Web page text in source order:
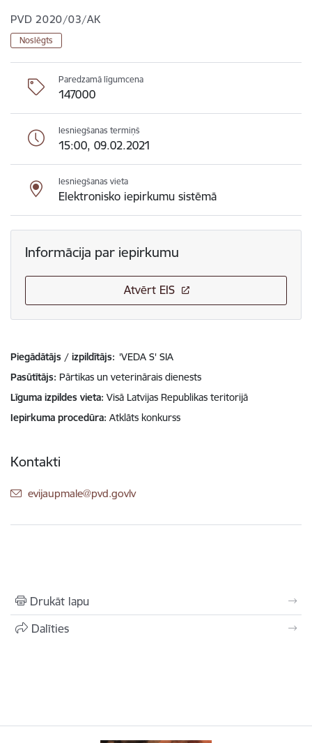
PVD 2020/03/AK
Noslēgts
Paredzamā līgumcena
147000
Iesniegšanas termiņš
15:00, 09.02.2021
Iesniegšanas vieta
Elektronisko iepirkumu sistēmā
Informācija par iepirkumu
Atvērt EIS
Piegādātājs / izpildītājs: 'VEDA S' SIA
Pasūtītājs Pārtikas un veterinārais dienests
Līguma izpildes vieta Visā Latvijas Republikas teritorijā
Iepirkuma procedūra Atklāts konkurss
Kontakti
E-pasts:
evijaupmale@pvd.govlv
Drukāt lapu
Dalīties